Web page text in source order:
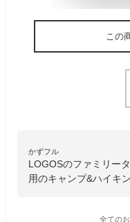
この
かずフル
LOGOSのファミリー
用のキャンプ&ハイキ
全ての